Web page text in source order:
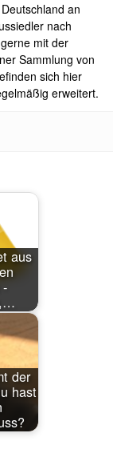
an
nach
mit der
Sammlung von
sich hier
erweitert.
aus
der
hast